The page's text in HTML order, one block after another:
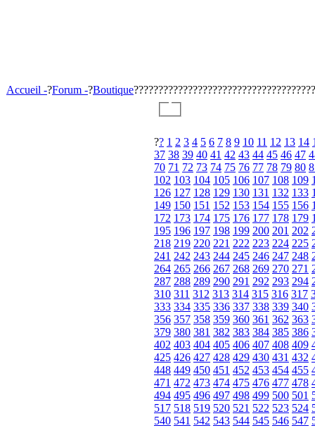
Accueil -?Forum -?Boutique
?? 1 2 3 4 5 6 7 8 9 10 11 12 13 14
37 38 39 40 41 42 43 44 45 46 47
70 71 72 73 74 75 76 77 78 79 80
102 103 104 105 106 107 108 109
126 127 128 129 130 131 132 133
149 150 151 152 153 154 155 156
172 173 174 175 176 177 178 179
195 196 197 198 199 200 201 202
218 219 220 221 222 223 224 225
241 242 243 244 245 246 247 248
264 265 266 267 268 269 270 271
287 288 289 290 291 292 293 294
310 311 312 313 314 315 316 317
333 334 335 336 337 338 339 340
356 357 358 359 360 361 362 363
379 380 381 382 383 384 385 386
402 403 404 405 406 407 408 409
425 426 427 428 429 430 431 432
448 449 450 451 452 453 454 455
471 472 473 474 475 476 477 478
494 495 496 497 498 499 500 501
517 518 519 520 521 522 523 524
540 541 542 543 544 545 546 547